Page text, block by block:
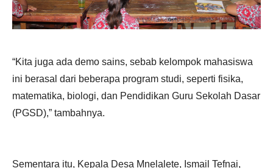
“Kita juga ada demo sains, sebab kelompok mahasiswa
ini berasal dari beberapa program studi, seperti fisika,
matematika, biologi, dan Pendidikan Guru Sekolah Dasar
(PGSD),” tambahnya.
Sementara itu, Kepala Desa Mnelalete, Ismail Tefnai,